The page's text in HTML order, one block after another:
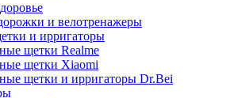
и велотренажеры
и ирригаторы
щетки Realme
щетки Xiaomi
щетки и ирригаторы Dr.Bei